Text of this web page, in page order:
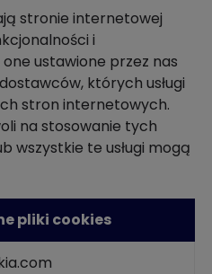
stronie internetowej
i
ustawione przez nas
których usługi
stron internetowych.
na stosowanie tych
wszystkie te usługi mogą
pliki cookies